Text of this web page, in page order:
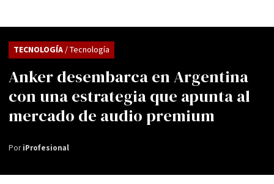
Anker desembarca en Argentina
con una estrategia que apunta al
mercado de audio premium
TECNOLOGÍA/ Tecnología
PoriProfesional